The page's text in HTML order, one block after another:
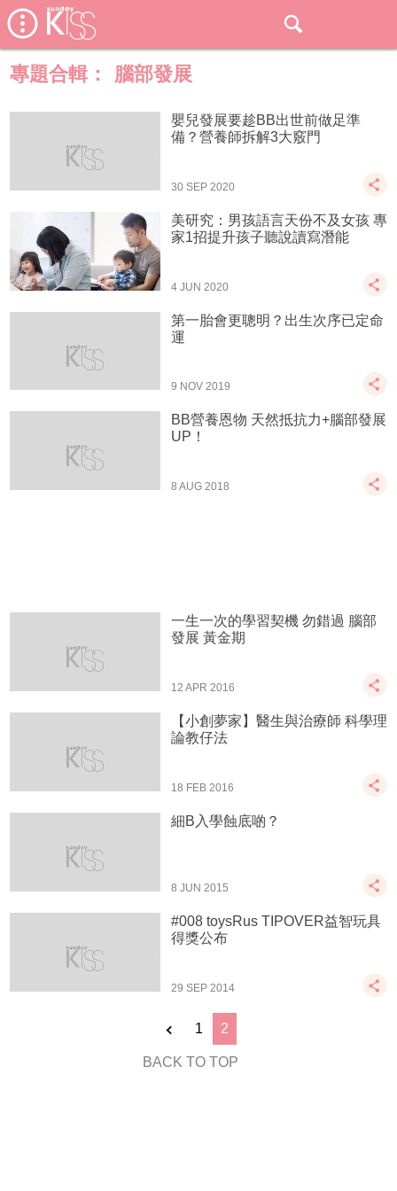
專題合輯： 腦部發展
嬰兒發展要趁BB出世前做足準
備？營養師拆解3大竅門
30 SEP 2020
美研究：男孩語言天份不及女孩 專
家1招提升孩子聽說讀寫潛能
4 JUN 2020
第一胎會更聰明？出生次序已定命
運
9 NOV 2019
BB營養恩物 天然抵抗力+腦部發展
UP！
8 AUG 2018
一生一次的學習契機 勿錯過 腦部
發展 黃金期
12 APR 2016
【小創夢家】醫生與治療師 科學理
論教仔法
18 FEB 2016
細B入學蝕底啲？
8 JUN 2015
#008 toysRus TIPOVER益智玩具
得獎公布
29 SEP 2014
1 2
BACK TO TOP